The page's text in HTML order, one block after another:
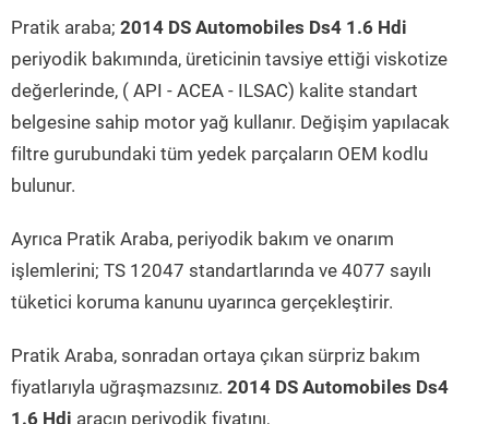
Pratik araba; 2014 DS Automobiles Ds4 1.6 Hdi
periyodik bakımında, üreticinin tavsiye ettiği viskotize
değerlerinde, ( API - ACEA - ILSAC) kalite standart
belgesine sahip motor yağ kullanır. Değişim yapılacak
filtre gurubundaki tüm yedek parçaların OEM kodlu
bulunur.
Ayrıca Pratik Araba, periyodik bakım ve onarım
işlemlerini; TS 12047 standartlarında ve 4077 sayılı
tüketici koruma kanunu uyarınca gerçekleştirir.
Pratik Araba, sonradan ortaya çıkan sürpriz bakım
fiyatlarıyla uğraşmazsınız. 2014 DS Automobiles Ds4
1.6 Hdi aracın periyodik fiyatını,